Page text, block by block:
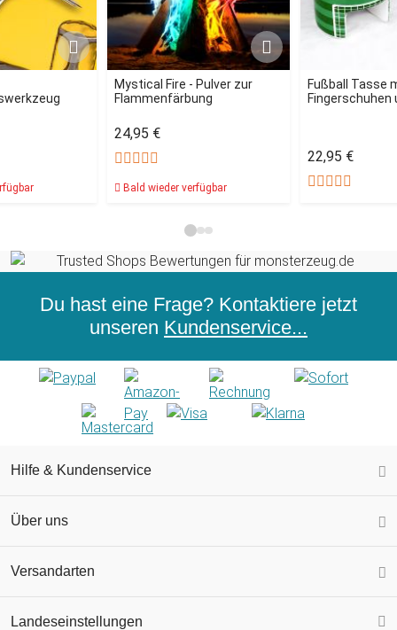
Mystical Fire - Pulver zur
Flammenfärbung
24,95 €
Bald wieder verfügbar
Fußball Tasse
Fingerschuhen
22,95 €
Du hast eine Frage? Kontaktiere jetzt
unseren Kundenservice...
Hilfe & Kundenservice
Über uns
Versandarten
Landeseinstellungen